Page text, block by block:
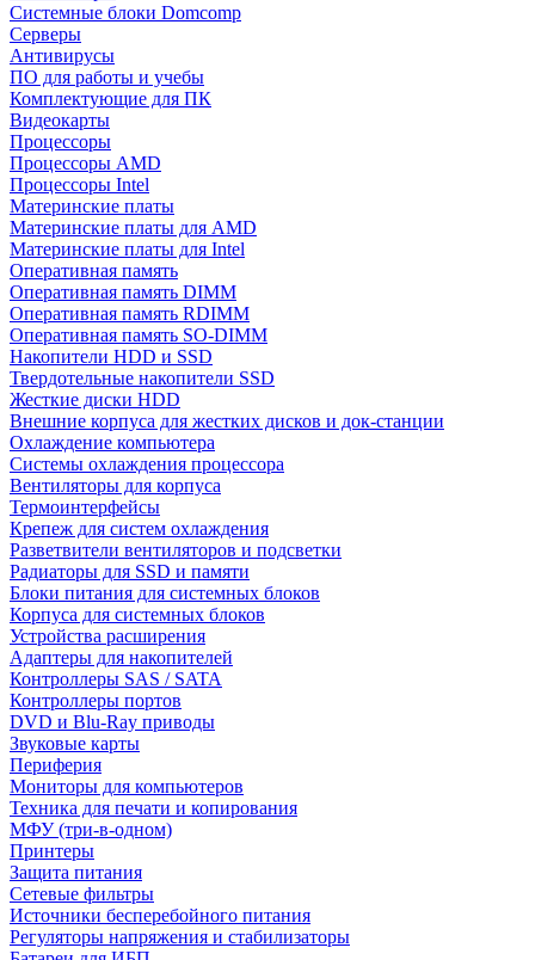
Системные блоки Domcomp
Серверы
Антивирусы
ПО для работы и учебы
Комплектующие для ПК
Видеокарты
Процессоры
Процессоры AMD
Процессоры Intel
Материнские платы
Материнские платы для AMD
Материнские платы для Intel
Оперативная память
Оперативная память DIMM
Оперативная память RDIMM
Оперативная память SO-DIMM
Накопители HDD и SSD
Твердотельные накопители SSD
Жесткие диски HDD
Внешние корпуса для жестких дисков и док-станции
Охлаждение компьютера
Системы охлаждения процессора
Вентиляторы для корпуса
Термоинтерфейсы
Крепеж для систем охлаждения
Разветвители вентиляторов и подсветки
Радиаторы для SSD и памяти
Блоки питания для системных блоков
Корпуса для системных блоков
Устройства расширения
Адаптеры для накопителей
Контроллеры SAS / SATA
Контроллеры портов
DVD и Blu-Ray приводы
Звуковые карты
Периферия
Мониторы для компьютеров
Техника для печати и копирования
МФУ (три-в-одном)
Принтеры
Защита питания
Сетевые фильтры
Источники бесперебойного питания
Регуляторы напряжения и стабилизаторы